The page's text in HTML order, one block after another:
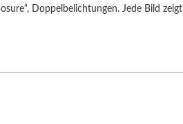
Doppelbelichtungen. Jede Bild zeigt